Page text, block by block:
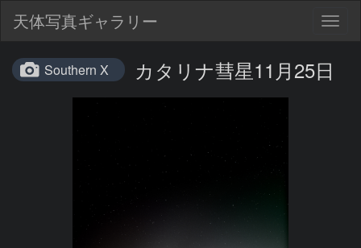
天体写真ギャラリー
Southern X カタリナ彗星11月25日